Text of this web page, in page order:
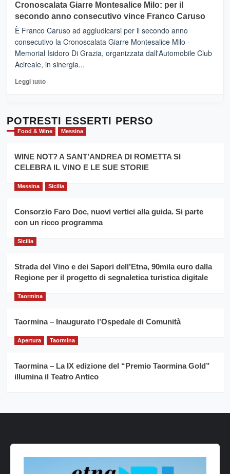
tra
sapori
vicoli
medievali
Mondello
(Palermo)
–
“E
adesso
Pasta
–
Sicilia
l’
evento
per
la
filiera
grano
Cronoscalata Giarre Montesalice Milo: per il
secondo anno consecutivo vince Franco Caruso
È Franco Caruso ad aggiudicarsi per il secondo anno
consecutivo la Cronoscalata Giarre Montesalice Milo -
Memorial Isidoro Di Grazia, organizzata dall'Automobile Club
Acireale, in sinergia...
Leggi tuttoLeggi
Cronoscalata
Giarre
Montesalice
per
il
anno
Franco
Caruso
POTRESTI ESSERTI PERSO
Food & Wine Messina
WINE NOT? A SANT’ANDREA DI ROMETTA SI
CELEBRA IL VINO E LE SUE STORIE
Messina Sicilia
Consorzio Faro Doc, nuovi vertici alla guida. Si parte
con un ricco programma
Sicilia
Strada del Vino e dei Sapori dell’Etna, 90mila euro dalla
Regione per il progetto di segnaletica turistica digitale
Taormina
Taormina – Inaugurato l’Ospedale di Comunità
Apertura Taormina
Taormina – La IX edizione del “Premio Taormina Gold”
illumina il Teatro Antico